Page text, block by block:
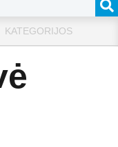
KATEGORIJOS